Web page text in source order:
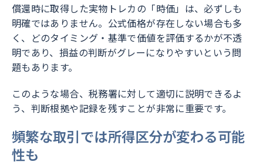
償還時に取得した実物トレカの「時価」は、必ずしも
明確ではありません。公式価格が存在しない場合も多
く、どのタイミング・基準で価値を評価するかが不透
明であり、損益の判断がグレーになりやすいという問
題もあります。
このような場合、税務署に対して適切に説明できるよ
う、判断根拠や記録を残すことが非常に重要です。
頻繁な取引では所得区分が変わる可能
性も